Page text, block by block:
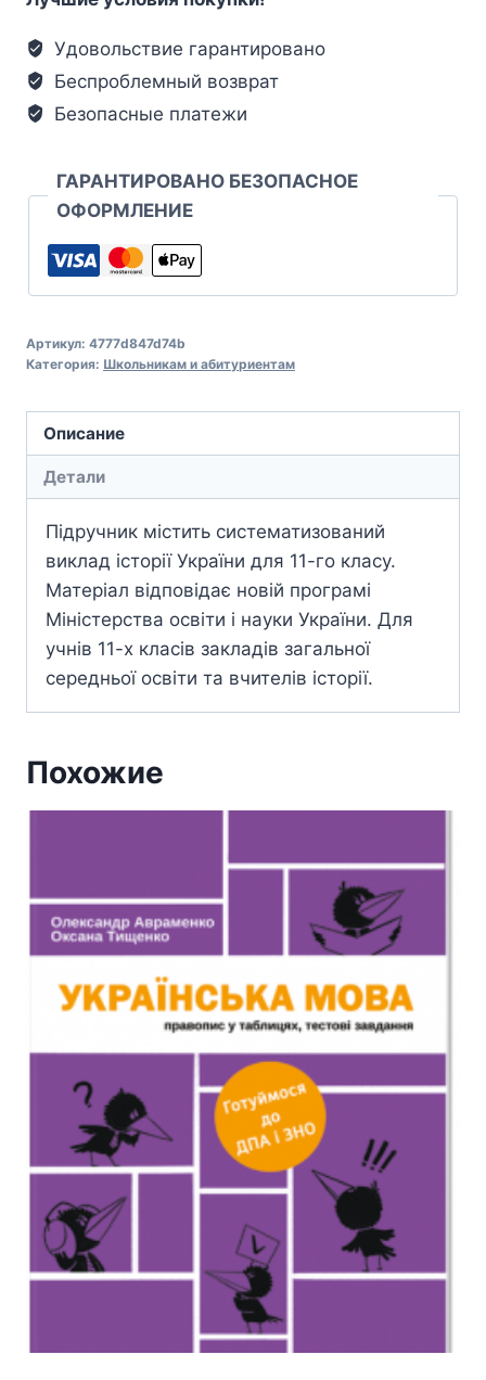
Удовольствие гарантировано
Беспроблемный возврат
Безопасные платежи
ГАРАНТИРОВАНО БЕЗОПАСНОЕ
ОФОРМЛЕНИЕ
Артикул: 4777d847d74b
Категория: Школьникам и абитуриентам
Описание
Детали
Підручник містить систематизований
виклад історії України для 11-го класу.
Матеріал відповідає новій програмі
Міністерства освіти і науки України. Для
учнів 11-х класів закладів загальної
середньої освіти та вчителів історії.
Похожие